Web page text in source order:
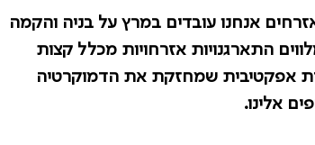
אנחנו עובדים במרץ על בניה והקמה
התארגנויות אזרחויות מכלל קצות
אפקטיבית שמחזקת את הדמוקרטיה
אלינו.